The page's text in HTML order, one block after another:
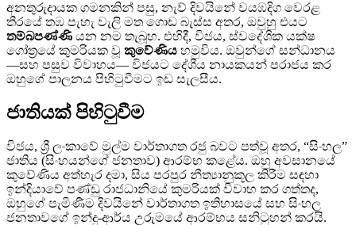
අනතුරුදායක ගමනකින් පසු, නැව් දිවයිනේ වයඹදිග වෙරළ
තීරයේ තඹ පැහැ වැලි මත ගොඩ බැස්ස අතර, ඔවුහු එයට
තම්බපණ්ණි යන නම තැබූහ. එහිදී, විජය, ස්වදේශික යක්ෂ
ගෝත්‍රයේ කුමරියක වූ කුවේණිය හමුවිය. ඔවුන්ගේ සන්ධානය
—සහ පසුව විවාහය— විජයට දේශීය නායකයන් පරාජය කර
ඔහුගේ පාලනය පිහිටුවීමට ඉඩ සැලසීය.
ජාතියක් පිහිටුවීම
විජය, ශ්‍රී ලංකාවේ මුල්ම වාර්තාගත රජු බවට පත්වූ අතර, “සිංහල”
ජාතිය (සිංහයන්ගේ ජනතාව) ආරම්භ කළේය. ඔහු අවසානයේ
කුවේණිය අත්හැර දමා, සිය පරපුර නීත්‍යානුකූල කිරීම සඳහා
ඉන්දියාවේ පණ්ඩු රාජධානියේ කුමරියක් විවාහ කර ගත්තද,
ඔහුගේ පැමිණීම දිවයිනේ වාර්තාගත ඉතිහාසයේ සහ සිංහල
ජනතාවගේ ඉන්දු-ආර්ය උරුමයේ ආරම්භය සනිටුහන් කරයි.